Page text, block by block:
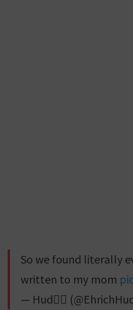
So we found literally
written to my mom
— Hud✌🏽️